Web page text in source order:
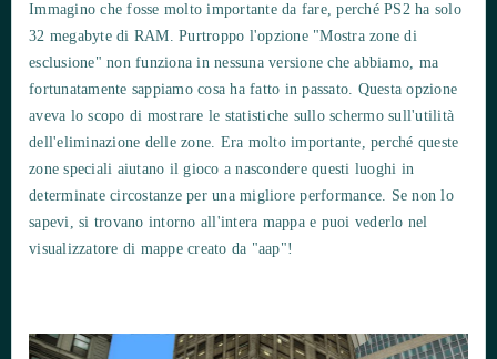
Immagino che fosse molto importante da fare, perché PS2 ha solo
32 megabyte di RAM. Purtroppo l'opzione "Mostra zone di
esclusione" non funziona in nessuna versione che abbiamo, ma
fortunatamente sappiamo cosa ha fatto in passato. Questa opzione
aveva lo scopo di mostrare le statistiche sullo schermo sull'utilità
dell'eliminazione delle zone. Era molto importante, perché queste
zone speciali aiutano il gioco a nascondere questi luoghi in
determinate circostanze per una migliore performance. Se non lo
sapevi, si trovano intorno all'intera mappa e puoi vederlo nel
visualizzatore di mappe creato da "aap"!